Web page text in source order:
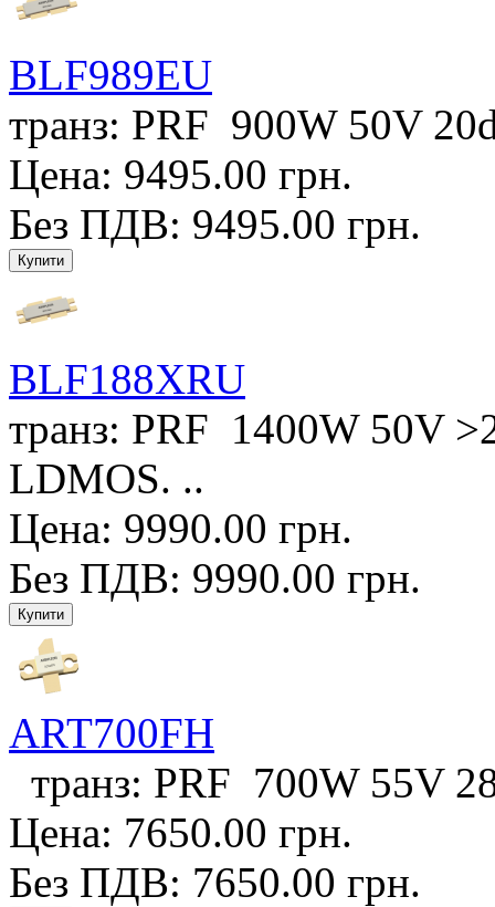
BLF989EU
транз: PRF 900W 50V
Цена: 9495.00 грн.
Без ПДВ: 9495.00 грн.
BLF188XRU
транз: PRF 1400W 50V
LDMOS. ..
Цена: 9990.00 грн.
Без ПДВ: 9990.00 грн.
ART700FH
транз: PRF 700W
Цена: 7650.00 грн.
Без ПДВ: 7650.00 грн.